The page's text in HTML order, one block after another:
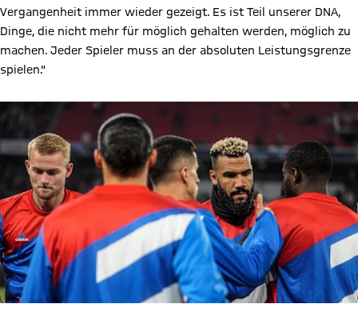
Vergangenheit immer wieder gezeigt. Es ist Teil unserer DNA,
Dinge, die nicht mehr für möglich gehalten werden, möglich zu
machen. Jeder Spieler muss an der absoluten Leistungsgrenze
spielen."